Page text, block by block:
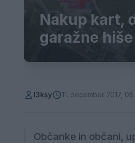
Nakup kart,
garažne
l3ksy 11. december 2017,
Občanke in občani,